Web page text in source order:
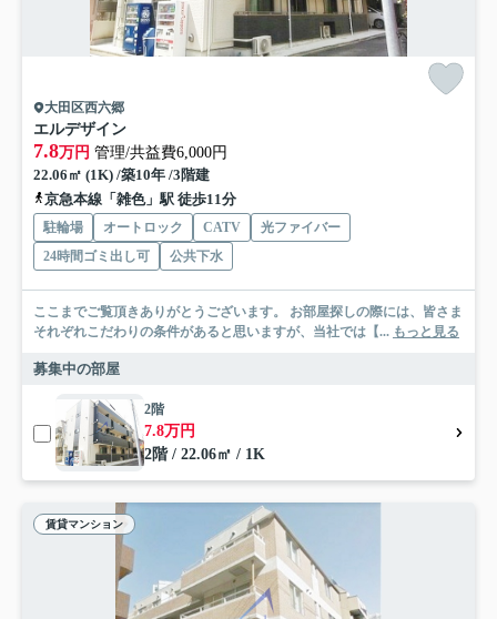
大田区西六郷
エルデザイン
7.8万円 管理/共益費6,000円
22.06㎡ (1K) /築10年 /3階建
京急本線「雑色」駅 徒歩11分
駐輪場 オートロック CATV
光ファイバー
24時間ゴミ出し可
公共下水
ここまでご覧頂きありがとうございます。 お部屋探しの際には、皆さま
それぞれこだわりの条件があると思いますが、当社では【... もっと見る
募集中の部屋
2階
7.8万円
2階 / 22.06㎡ / 1K
賃貸マンション